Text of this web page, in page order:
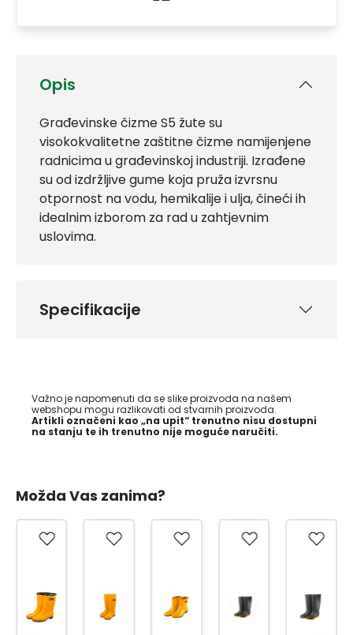
Opis
Građevinske čizme S5 žute su
visokokvalitetne zaštitne čizme namijenjene
radnicima u građevinskoj industriji. Izrađene
su od izdržljive gume koja pruža izvrsnu
otpornost na vodu, hemikalije i ulja, čineći ih
idealnim izborom za rad u zahtjevnim
uslovima.
Specifikacije
Važno je napomenuti da se slike proizvoda na našem
webshopu mogu razlikovati od stvarnih proizvoda.
Artikli označeni kao „na upit“ trenutno nisu dostupni
na stanju te ih trenutno nije moguće naručiti.
Možda Vas zanima?